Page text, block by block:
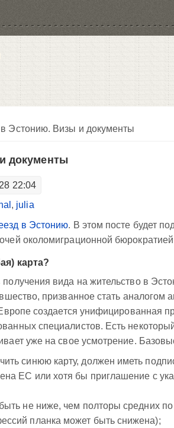
Эстонию. Визы и документы
документы
22:04
, julia
в Эстонию. В этом посте будет
околомиграционной
карта?
вида на жительство в
призванное стать аналогом
создается унифицированная
специалистов. Есть
уже на свое усмотрение.
синюю карту, должен иметь
ЕС или хотя бы приглашение с
не ниже, чем полторы средних
планка может быть снижена);